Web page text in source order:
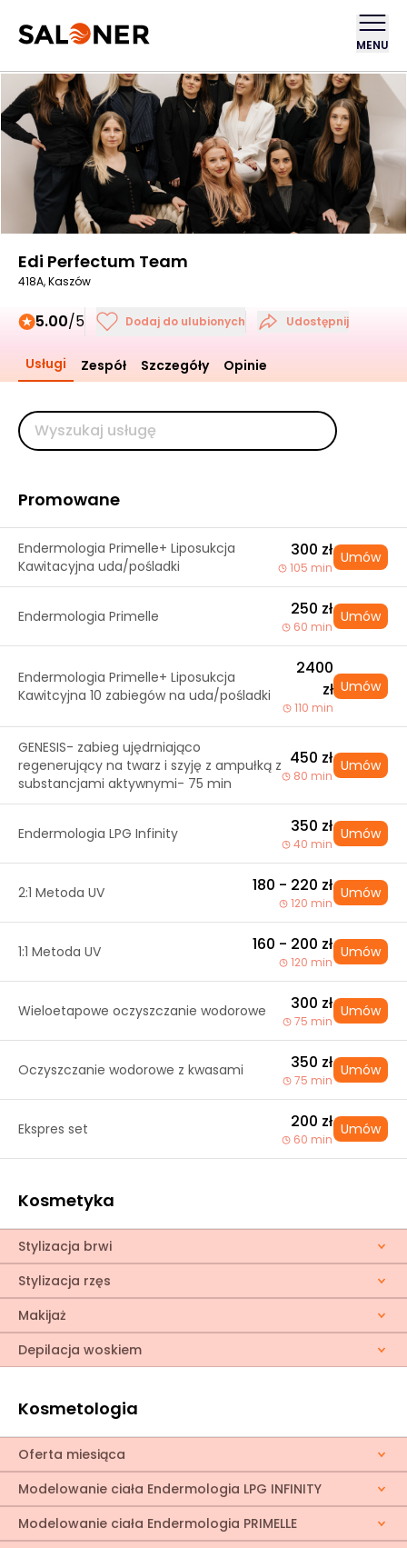
MENU
Edi Perfectum Team
418A, Kaszów
5.00/5 Dodaj do ulubionych Udostępnij
Usługi Zespół Szczegóły Opinie
Promowane
Endermologia Primelle+ Liposukcja
Kawitacyjna uda/pośladki
300 zł
105 min
Umów
Endermologia Primelle 250 zł
60 min
Umów
Endermologia Primelle+ Liposukcja
Kawitcyjna 10 zabiegów na uda/pośladki
2400
zł
110 min
Umów
GENESIS- zabieg ujędrniająco
regenerujący na twarz i szyję z ampułką z
substancjami aktywnymi- 75 min
450 zł
80 min
Umów
Endermologia LPG Infinity 350 zł
40 min
Umów
2:1 Metoda UV 180 - 220 zł
120 min
Umów
1:1 Metoda UV 160 - 200 zł
120 min
Umów
Wieloetapowe oczyszczanie wodorowe 300 zł
75 min
Umów
Oczyszczanie wodorowe z kwasami 350 zł
75 min
Umów
Ekspres set 200 zł
60 min
Umów
Kosmetyka
Stylizacja brwi
Stylizacja rzęs
Makijaż
Depilacja woskiem
Kosmetologia
Oferta miesiąca
Modelowanie ciała Endermologia LPG INFINITY
Modelowanie ciała Endermologia PRIMELLE